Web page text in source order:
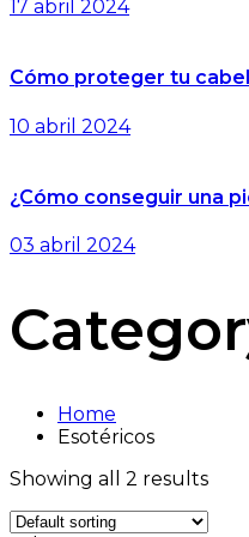
17 abril 2024
Cómo proteger tu
10 abril 2024
¿Cómo conseguir una
03 abril 2024
Home
Esotéricos
Showing all 2 results